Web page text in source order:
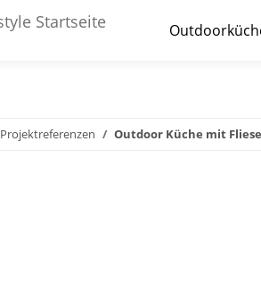
Projektreferenzen Outdoor Küche mit